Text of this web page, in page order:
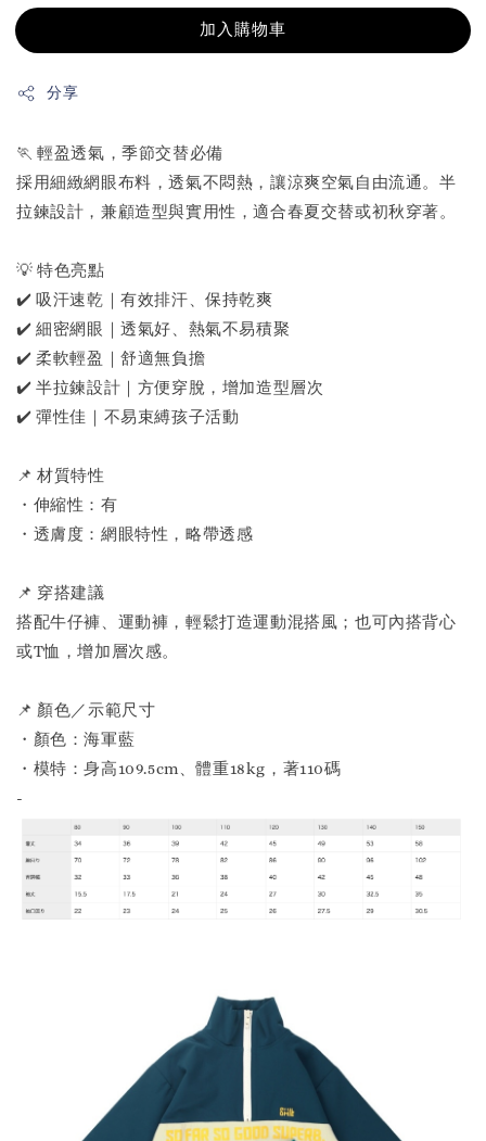
加入購物車
分享
🏃 輕盈透氣，季節交替必備
採用細緻網眼布料，透氣不悶熱，讓涼爽空氣自由流通。半
拉鍊設計，兼顧造型與實用性，適合春夏交替或初秋穿著。
💡 特色亮點
✔️ 吸汗速乾｜有效排汗、保持乾爽
✔️ 細密網眼｜透氣好、熱氣不易積聚
✔️ 柔軟輕盈｜舒適無負擔
✔️ 半拉鍊設計｜方便穿脫，增加造型層次
✔️ 彈性佳｜不易束縛孩子活動
📌 材質特性
・伸縮性：有
・透膚度：網眼特性，略帶透感
📌 穿搭建議
搭配牛仔褲、運動褲，輕鬆打造運動混搭風；也可內搭背心
或T恤，增加層次感。
📌 顏色／示範尺寸
・顏色：海軍藍
・模特：身高109.5cm、體重18kg，著110碼
-